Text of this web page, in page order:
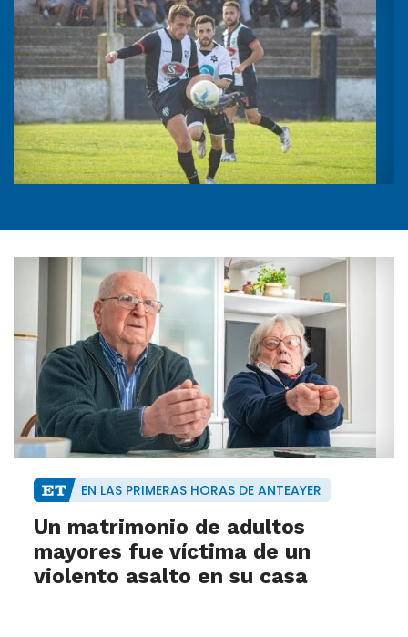
EN LAS PRIMERAS HORAS DE ANTEAYER
Un matrimonio de adultos
mayores fue víctima de un
violento asalto en su casa